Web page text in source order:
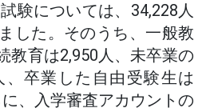
験については、34,228人
した。そのうち、一般教
教育は2,950人、未卒業の
、卒業した自由受験生は
、入学審査アカウントの